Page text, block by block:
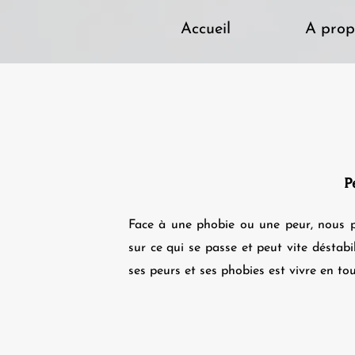
Accueil A
Face à une phobie ou une peur, nous
sur ce qui se passe et peut vite
ses peurs et ses phobies est vivre en